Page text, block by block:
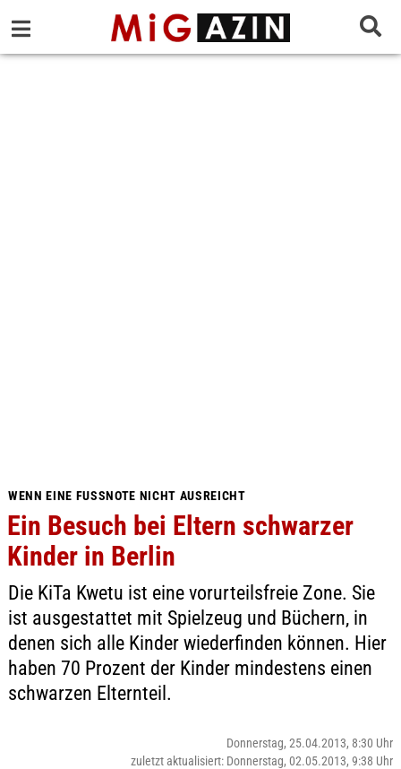
WENN EINE FUSSNOTE NICHT AUSREICHT
Ein Besuch bei Eltern schwarzer
Kinder in Berlin
Die KiTa Kwetu ist eine vorurteilsfreie Zone. Sie
ist ausgestattet mit Spielzeug und Büchern, in
denen sich alle Kinder wiederfinden können. Hier
haben 70 Prozent der Kinder mindestens einen
schwarzen Elternteil.
Donnerstag, 25.04.2013, 8:30 Uhr
zuletzt aktualisiert: Donnerstag, 02.05.2013, 9:38 Uhr